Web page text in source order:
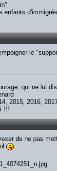
enfants
le
qui ne lui
2015, 2016,
!!!
de ne pas